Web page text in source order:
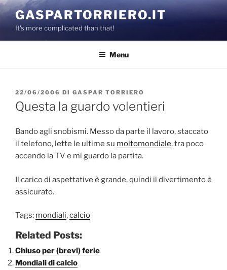
Salta
al
contenuto
GASPARTORRIERO.IT
It's more complicated than that!
Menu
PUBBLICATO
IL
22/06/2006 DI GASPAR TORRIERO
Questa la guardo volentieri
Bando agli snobismi. Messo da parte il lavoro, staccato
il telefono, lette le ultime su moltomondiale, tra poco
accendo la TV e mi guardo la partita.
Il carico di aspettative è grande, quindi il divertimento è
assicurato.
Tags: mondiali,calcio
Related Posts:
Chiuso per (brevi) ferie
Mondiali di calcio